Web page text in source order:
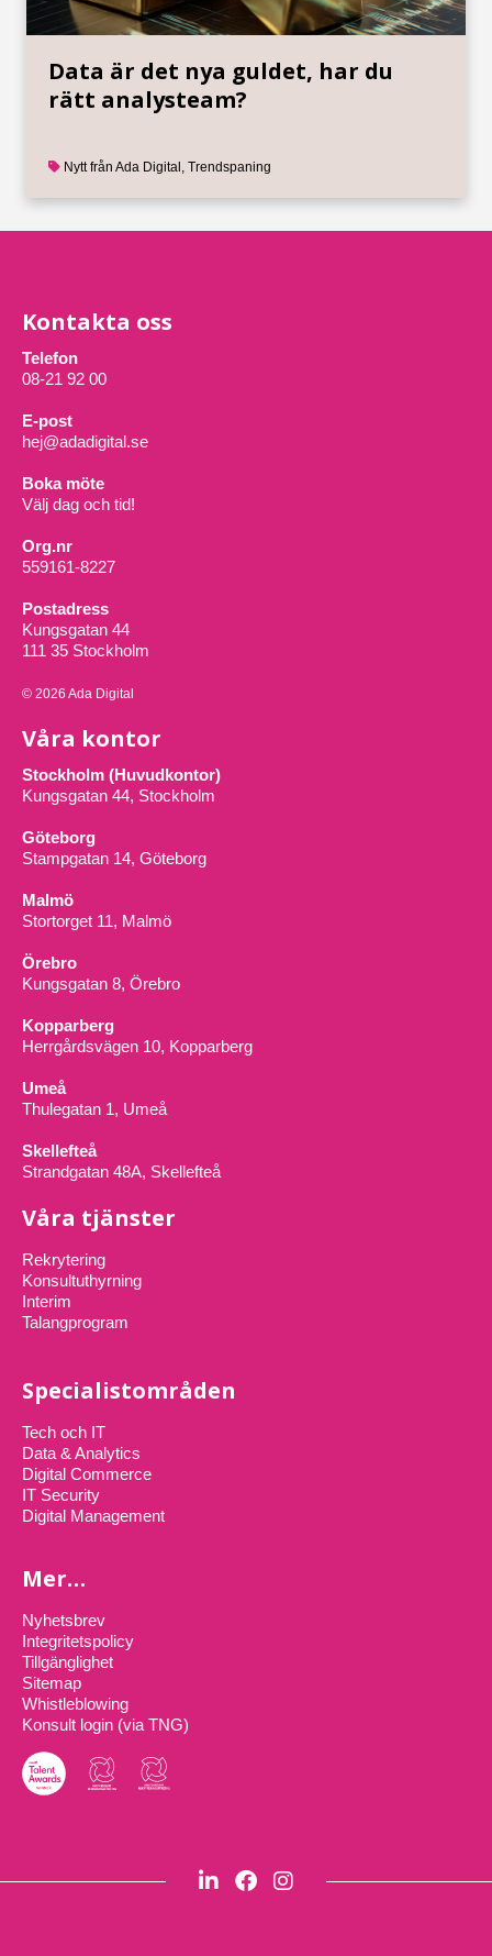
Data är det nya guldet, har du
rätt analysteam?
Nytt från Ada Digital , Trendspaning
Kontakta oss
Telefon
08-21 92 00
E-post
hej@adadigital.se
Boka möte
Välj dag och tid!
Org.nr
559161-8227
Postadress
Kungsgatan 44
111 35 Stockholm
© 2026 Ada Digital
Våra kontor
Stockholm (Huvudkontor)
Kungsgatan 44, Stockholm
Göteborg
Stampgatan 14, Göteborg
Malmö
Stortorget 11, Malmö
Örebro
Kungsgatan 8, Örebro
Kopparberg
Herrgårdsvägen 10, Kopparberg
Umeå
Thulegatan 1, Umeå
Skellefteå
Strandgatan 48A, Skellefteå
Våra tjänster
Rekrytering
Konsultuthyrning
Interim
Talangprogram
Specialistområden
Tech och IT
Data & Analytics
Digital Commerce
IT Security
Digital Management
Mer…
Nyhetsbrev
Integritetspolicy
Tillgänglighet
Sitemap
Whistleblowing
Konsult login (via TNG)